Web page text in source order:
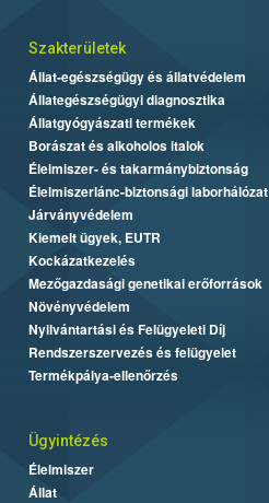
Szakterületek
Állat-egészségügy és állatvédelem
Állategészségügyi diagnosztika
Állatgyógyászati termékek
Borászat és alkoholos italok
Élelmiszer- és takarmánybiztonság
Élelmiszerlánc-biztonsági laborhálózat
Járványvédelem
Kiemelt ügyek, EUTR
Kockázatkezelés
Mezőgazdasági genetikai erőforrások
Növényvédelem
Nyilvántartási és Felügyeleti Díj
Rendszerszervezés és felügyelet
Termékpálya-ellenőrzés
Ügyintézés
Élelmiszer
Állat